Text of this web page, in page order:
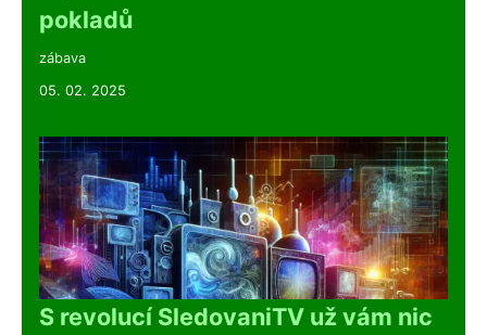
pokladů
zábava
05. 02. 2025
S revolucí SledovaniTV už vám nic